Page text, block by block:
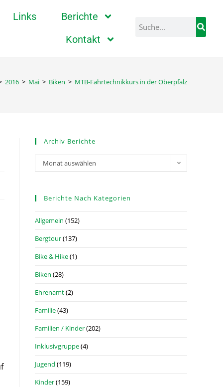
Links
Berichte
Kontakt
2016 > Mai > Biken > MTB-Fahrtechnikkurs in der Oberpfalz
Archiv Berichte
Monat auswählen
Berichte Nach Kategorien
Allgemein (152)
Bergtour(137)
Bike & Hike(1)
Biken (28)
Ehrenamt(2)
Familie(43)
Familien / Kinder(202)
Inklusivgruppe(4)
Jugend (119)
Kinder(159)